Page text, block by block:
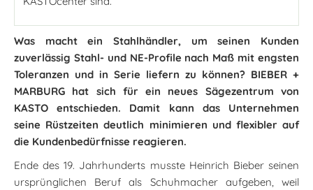
Was macht ein Stahlhändler, um seinen Kunden
zuverlässig Stahl- und NE-Profile nach Maß mit engsten
Toleranzen und in Serie liefern zu können? BIEBER +
MARBURG hat sich für ein neues Sägezentrum von
KASTO entschieden. Damit kann das Unternehmen
seine Rüstzeiten deutlich minimieren und flexibler auf
die Kundenbedürfnisse reagieren.
Ende des 19. Jahrhunderts musste Heinrich Bieber seinen
ursprünglichen Beruf als Schuhmacher aufgeben, weil